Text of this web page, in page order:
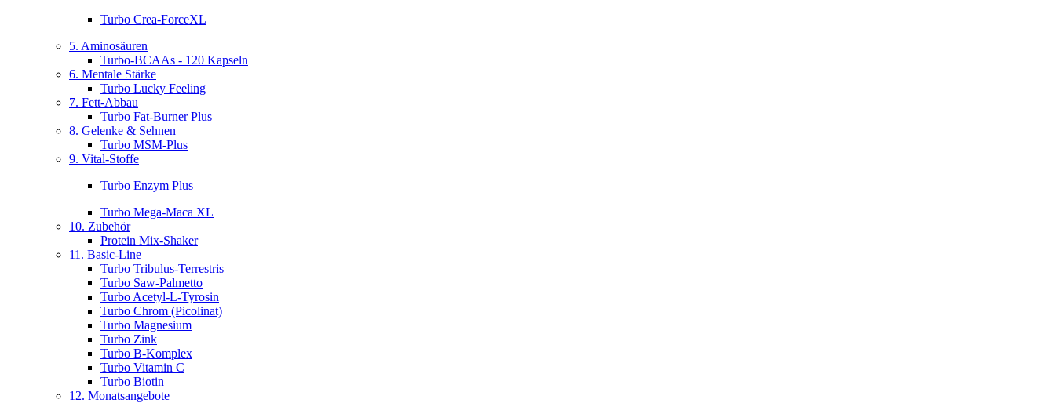
Turbo Crea-ForceXL
5. Aminosäuren
Turbo-BCAAs - 120 Kapseln
6. Mentale Stärke
Turbo Lucky Feeling
7. Fett-Abbau
Turbo Fat-Burner Plus
8. Gelenke & Sehnen
Turbo MSM-Plus
9. Vital-Stoffe
Turbo Enzym Plus
Turbo Mega-Maca XL
10. Zubehör
Protein Mix-Shaker
11. Basic-Line
Turbo Tribulus-Terrestris
Turbo Saw-Palmetto
Turbo Acetyl-L-Tyrosin
Turbo Chrom (Picolinat)
Turbo Magnesium
Turbo Zink
Turbo B-Komplex
Turbo Vitamin C
Turbo Biotin
12. Monatsangebote